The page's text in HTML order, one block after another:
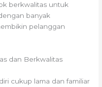
berkwalitas untuk
banyak
pelanggan
dan Berkwalitas
cukup lama dan familiar